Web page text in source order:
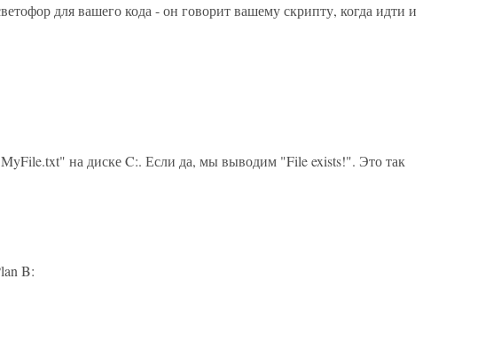
для вашего кода - он говорит вашему скрипту, когда идти и
на диске C:. Если да, мы выводим "File exists!". Это так
B: